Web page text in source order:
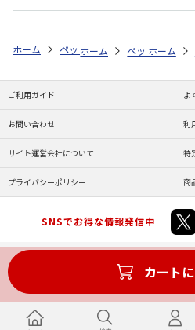
カート
ホーム ペットストア ケージ・飼育
ホーム ペットストア
ホーム
ご利用ガイド よ
お問い合わせ 利
サイト運営会社について 特
プライバシーポリシー 商
SNSでお得な情報発信中